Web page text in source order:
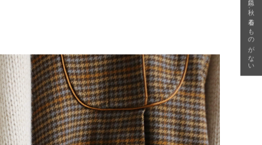
急に秋、着るものがない